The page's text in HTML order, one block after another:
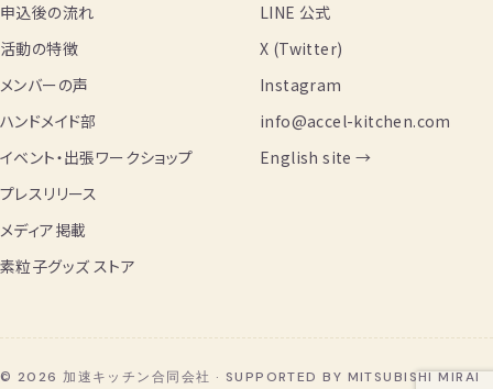
申込後の流れ
活動の特徴
メンバーの声
ハンドメイド部
イベント・出張ワークショップ
プレスリリース
メディア掲載
素粒子グッズ ストア
LINE 公式
X (Twitter)
Instagram
info@accel-kitchen.com
English site →
© 2026 加速キッチン合同会社 · SUPPORTED BY MITSUBISHI MIRAI